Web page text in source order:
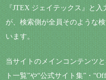
『JTEX ジェイテックス』と
が、検索側が全員そのような
います。
当サイトのメインコンテンツ
ト一覧”や“公式サイト集”・